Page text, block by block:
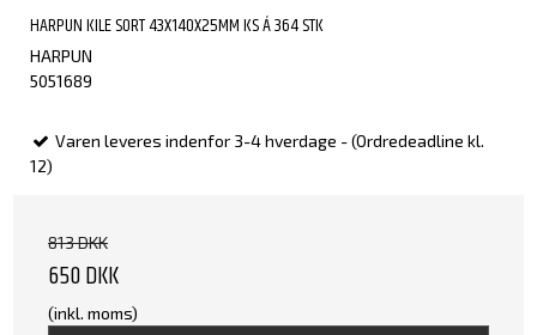
HARPUN KILE SORT 43X140X25MM KS Á 364 STK
HARPUN
5051689
Varen leveres indenfor 3-4 hverdage - (Ordredeadline kl.
12)
813 DKK
650 DKK
(inkl. moms)